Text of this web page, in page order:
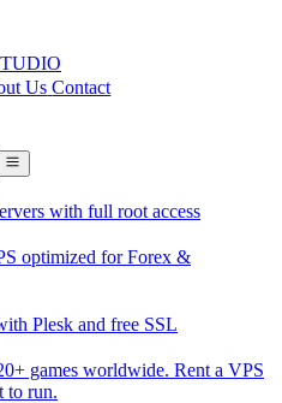
Us Contact
with full root access
optimized for Forex &
Plesk and free SSL
games worldwide. Rent a VPS
to run.